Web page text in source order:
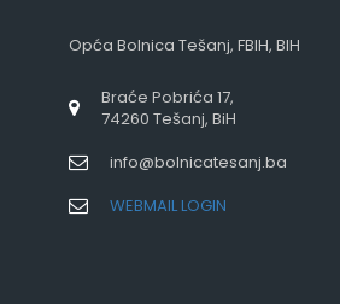
Opća Bolnica Tešanj, FBIH, BIH
Braće Pobrića 17,
74260 Tešanj, BiH
info@bolnicatesanj.ba
WEBMAIL LOGIN